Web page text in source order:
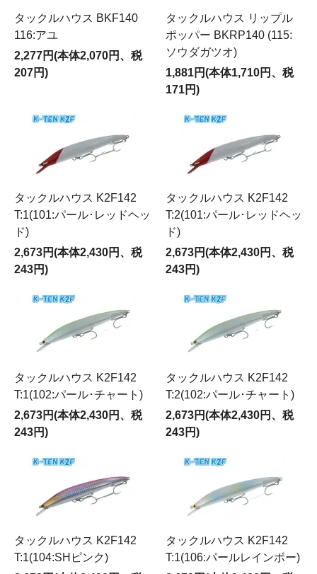
タックルハウス BKF140
116:アユ
2,277円(本体2,070円、税
207円)
タックルハウス リップル
ポッパー BKRP140 (115:
ソウダガツオ)
1,881円(本体1,710円、税
171円)
タックルハウス K2F142
T:1(101:パール･レッドヘッ
ド)
2,673円(本体2,430円、税
243円)
タックルハウス K2F142
T:2(101:パール･レッドヘッ
ド)
2,673円(本体2,430円、税
243円)
タックルハウス K2F142
T:1(102:パール･チャート)
2,673円(本体2,430円、税
243円)
タックルハウス K2F142
T:2(102:パール･チャート)
2,673円(本体2,430円、税
243円)
タックルハウス K2F142
T:1(104:SHピンク)
タックルハウス K2F142
T:1(106:パールレインボー)